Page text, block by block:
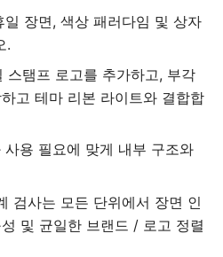
일 장면, 색상 패러다임 및 상자
.
스탬프 로고를 추가하고, 부각
고 테마 리본 라이트와 결합합
사용 필요에 맞게 내부 구조와
검사는 모든 단위에서 장면 인
및 균일한 브랜드 / 로고 정렬